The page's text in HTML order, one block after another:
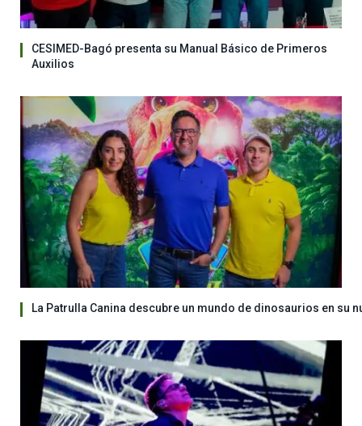
CESIMED-Bagó presenta su Manual Básico de Primeros
Auxilios
La Patrulla Canina descubre un mundo de dinosaurios en su